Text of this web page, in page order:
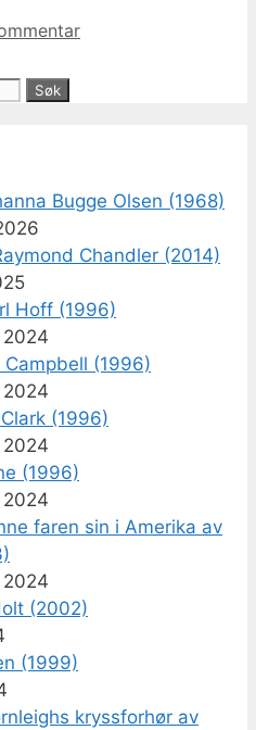
Bugge Olsen (1968)
Chandler (2014)
Hoff (1996)
2024
(1996)
2024
(1996)
2024
(1996)
2024
faren sin i Amerika av
2024
(2002)
(1999)
kryssforhør av